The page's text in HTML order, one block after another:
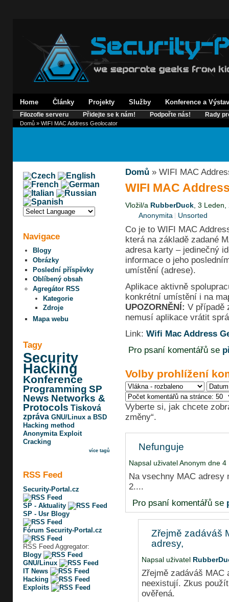
Home Články Projekty Služby Konference a
Filozofie serveru Přidejte se k nám! Podpořte nás! Rady
Domů» WIFI MAC Address Geolocator
Navigace
Blogy
Obrázky
Poslední příspěvky
Oblíbený obsah
Agregátor RSS
Kategorie
Zdroje
Mapa webu
Tagy
Security
Hacking
Konference
Programming SP
News Networks &
Protocols Tisková
zpráva GNU/Linux a BSD
Hacking method
Anonymita Exploit
Cracking
více tagů
RSS Feed
Security-Portal.cz
SP - Aktuality
SP - Usr Blogy
Fórum Security-Portal.cz
RSS Feed Aggregator:
Blogy
GNU/Linux
IT News
Hacking
Exploits
Domů» WIFI MAC
WIFI MAC
Vložil/a RubberDuck, 3 Leden,
Anonymita
Unsorted
Co je to WIFI MAC
která na základě zadané
adresa karty – jedinečný
informace o jeho
umístění (adrese).
Aplikace aktivně
konkrétní umístění i na
UPOZORNĚNÍ: V případě
nemusí aplikace vrátit
Link: Wifi Mac Address
Pro psaní komentářů se
Volby prohlížení
Vyberte si, jak chcete
změny“.
Nefunguje
Napsal uživatel Anonym dne
Na vsechny MAC adresy
2....
Pro psaní komentářů se
Zřejmě zadáváš
adresy,
Napsal uživatel
Zřejmě zadáváš MAC
neexistují. Zkus
ověřená.